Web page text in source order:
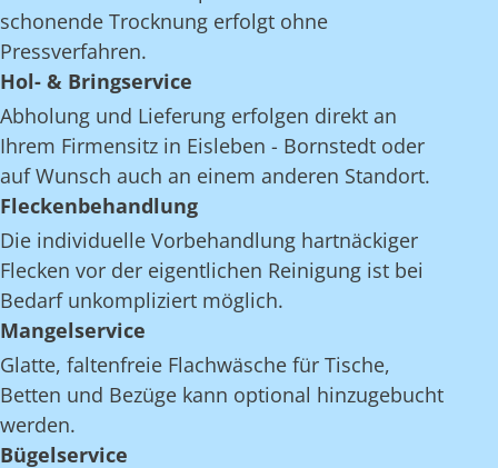
schonende Trocknung erfolgt ohne
Pressverfahren.
Hol- & Bringservice
Abholung und Lieferung erfolgen direkt an
Ihrem Firmensitz in Eisleben - Bornstedt oder
auf Wunsch auch an einem anderen Standort.
Fleckenbehandlung
Die individuelle Vorbehandlung hartnäckiger
Flecken vor der eigentlichen Reinigung ist bei
Bedarf unkompliziert möglich.
Mangelservice
Glatte, faltenfreie Flachwäsche für Tische,
Betten und Bezüge kann optional hinzugebucht
werden.
Bügelservice